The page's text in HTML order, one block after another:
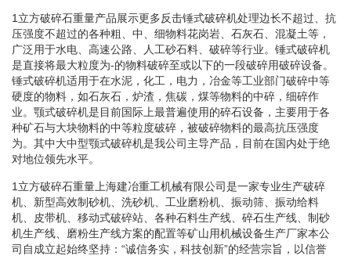
1立方破碎石重量产品展示更多反击锤式破碎机处理边长不超过、抗
压强度不超过的各种粗、中、细物料花岗岩、石灰石、混凝土等，
广泛用于水电、高速公路、人工砂石料、破碎等行业。锤式破碎机
是直接将最大粒度为-的物料破碎至或以下的一段破碎用破碎设备。
锤式破碎机适用于在水泥，化工，电力，冶金等工业部门破碎中等
硬度的物料，如石灰石，炉渣，焦碳，煤等物料的中碎，细碎作
业。颚式破碎机是目前国际上最普遍使用的碎石设备，主要用于各
种矿石与大块物料的中等粒度破碎，被破碎物料的最高抗压强度
为。其中大中型颚式破碎机是我公司主导产品，目前在国内处于绝
对地位领先水平。
1立方破碎石重量上海建冶重工机械有限公司是一家专业生产破碎
机、新型高效制砂机、洗砂机、工业磨粉机、振动筛、振动给料
机、皮带机、移动式破碎站、各种石料生产线、碎石生产线、制砂
机生产线、磨粉生产线方案的配置等矿山用机械设备生产厂家本公
司自成立起始终坚持：“诚信务实，科技创新”的经营宗旨，以信誉